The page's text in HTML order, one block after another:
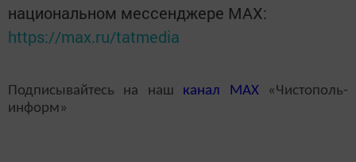
национальном мессенджере MАХ:
https://max.ru/tatmedia
Подписывайтесь на наш канал MAX«Чистополь-
информ»